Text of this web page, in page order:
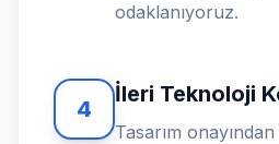
odaklanıyoruz.
4
İleri Teknoloji
Tasarım